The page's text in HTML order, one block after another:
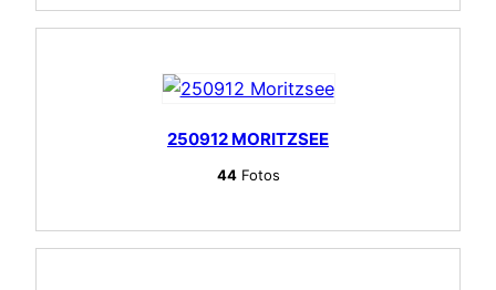
250912 MORITZSEE
44Fotos